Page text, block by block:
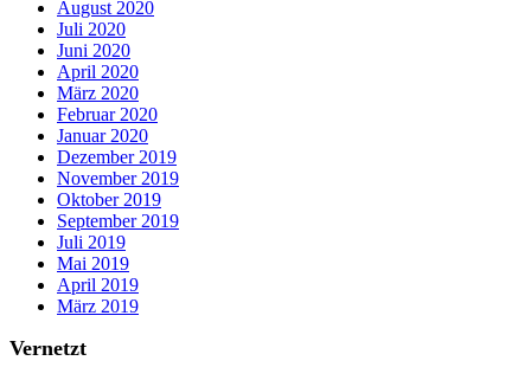
August 2020
Juli 2020
Juni 2020
April 2020
März 2020
Februar 2020
Januar 2020
Dezember 2019
November 2019
Oktober 2019
September 2019
Juli 2019
Mai 2019
April 2019
März 2019
Vernetzt